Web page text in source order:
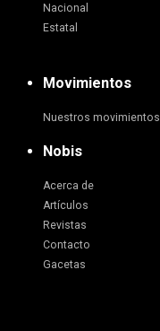
Nacional
Estatal
Movimientos
Nuestros movimientos
Nobis
Acerca de
Artículos
Revistas
Contacto
Gacetas